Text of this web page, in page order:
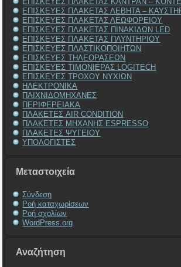
ΕΠΙΣΚΕΥΕΣ ΠΛΑΚΕΤΑΣ ΛΕΒΗΤΑ –
ΕΠΙΣΚΕΥΕΣ ΠΛΑΚΕΤΑΣ ΛΕΩΦΟΡΕΙΟΥ
ΕΠΙΣΚΕΥΕΣ ΠΛΑΚΕΤΑΣ ΠΙΝΑΚΙΔΩΝ LED
ΕΠΙΣΚΕΥΕΣ ΠΛΑΚΕΤΑΣ ΠΛΥΝΤΗΡΙΟΥ
ΕΠΙΣΚΕΥΕΣ ΠΛΑΣΤΙΚΟΠΟΙΗΤΩΝ
ΕΠΙΣΚΕΥΕΣ ΤΗΛΕΟΡΑΣΕΩΝ
ΕΠΙΣΚΕΥΕΣ ΤΙΜΟΝΙΕΡΑΣ LOGITECH
ΕΠΙΣΚΕΥΕΣ ΤΡΟΧΟΥ ΝΥΧΙΩΝ
ΗΛΕΚΤΡΟΝΙΚΑ
ΠΑΙΧΝΙΔΟΜΗΧΑΝΕΣ
ΠΕΡΙΦΕΡΕΙΑΚΑ
ΠΛΑΚΕΤΕΣ AIR CONDITION
ΠΛΑΚΕΤΕΣ ΜΗΧΑΝΗΣ ESPRESSO
ΠΛΑΚΕΤΕΣ ΨΥΓΕΙΟΥ
ΥΠΟΛΟΓΙΣΤΕΣ
Μεταστοιχεία
Σύνδεση
Ροή καταχωρίσεων
Ροή σχολίων
WordPress.org
Αναζήτηση